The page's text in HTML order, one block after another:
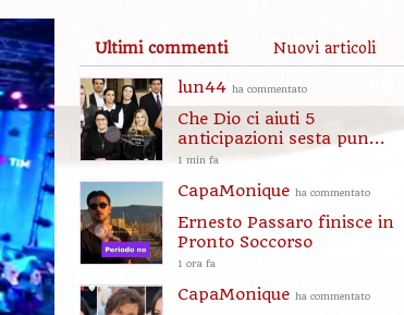
Ultimi commenti Nuovi articoli
lun44 ha commentato
Che Dio ci aiuti 5
anticipazioni sesta pun...
1 min fa
CapaMonique ha commentato
Ernesto Passaro finisce in
Pronto Soccorso
1 ora fa
CapaMonique ha commentato